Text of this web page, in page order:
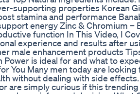
supporting properties Korean
stamina and performance
energy Zinc & Chromium –
function In This Video, I
experience and results after
male enhancement products
Power is ideal for and what to
You Many men today are
without dealing with side
are simply curious if this